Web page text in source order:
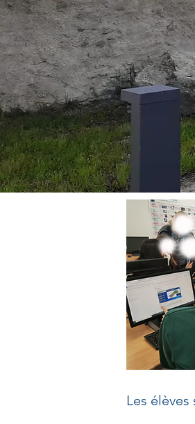
Les